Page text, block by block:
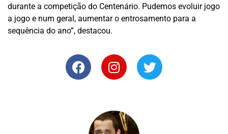
durante a competição do Centenário. Pudemos evoluir jogo
a jogo e num geral, aumentar o entrosamento para a
sequência do ano”, destacou.